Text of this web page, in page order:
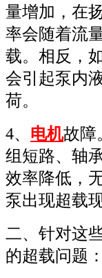
量增加，在
率会随着流
载。相反，
会引起泵内
荷。
4、 电机故障
组短路、轴
效率降低，
泵出现超载现
二、针对这
的超载问题：